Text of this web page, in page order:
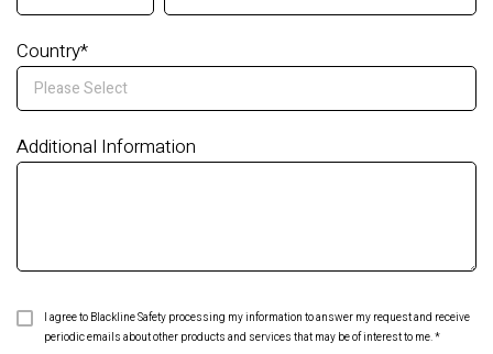
Country*
Additional Information
I agree to Blackline Safety processing my information to answer my request and receive
periodic emails about other products and services that may be of interest to me.*